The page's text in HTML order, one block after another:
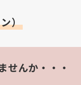
）
せんか・・・